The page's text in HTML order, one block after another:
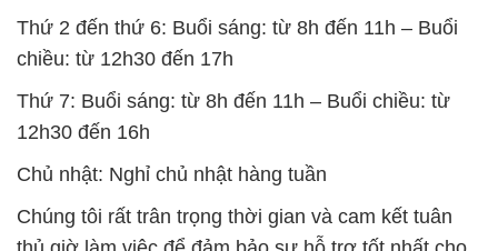
Thứ 2 đến thứ 6: Buổi sáng: từ 8h đến 11h – Buổi
chiều: từ 12h30 đến 17h
Thứ 7: Buổi sáng: từ 8h đến 11h – Buổi chiều: từ
12h30 đến 16h
Chủ nhật: Nghỉ chủ nhật hàng tuần
Chúng tôi rất trân trọng thời gian và cam kết tuân